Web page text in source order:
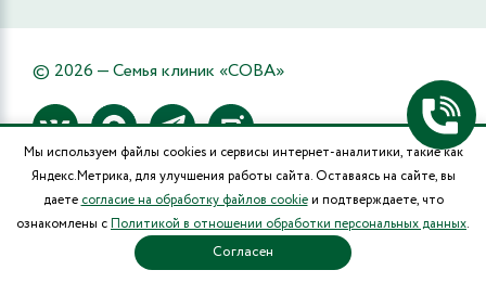
© 2026 — Семья клиник «СОВА»
Воронеж
Адреса клиник и график работы
+7 (473) 373-03-03
Мы используем файлы cookies и сервисы интернет-аналитики, такие как
Яндекс.Метрика, для улучшения работы сайта. Оставаясь на сайте, вы
даете согласие на обработку файлов cookieи подтверждаете, что
ознакомлены сПолитикой в отношении обработки персональных данных.
Согласен